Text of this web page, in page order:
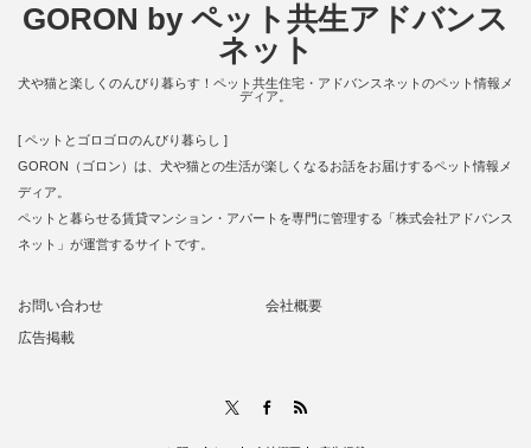
GORON by ペット共生アドバンス
ネット
犬や猫と楽しくのんびり暮らす！ペット共生住宅・アドバンスネットのペット情報メ
ディア。
[ ペットとゴロゴロのんびり暮らし ]
GORON（ゴロン）は、犬や猫との生活が楽しくなるお話をお届けするペット情報メ
ディア。
ペットと暮らせる賃貸マンション・アパートを専門に管理する「株式会社アドバンス
ネット」が運営するサイトです。
お問い合わせ
会社概要
広告掲載
Facebook